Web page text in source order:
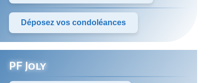
Déposez vos condoléances
PF Joly